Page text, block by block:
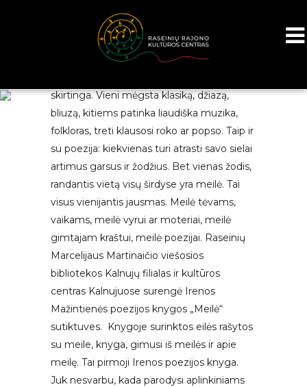
skirtinga. Vieni mėgsta klasiką, džiazą,
bliuzą, kitiems patinka liaudiška muzika,
folkloras, treti klausosi roko ar popso. Taip ir
su poezija: kiekvienas turi atrasti savo sielai
artimus garsus ir žodžius. Bet vienas žodis,
randantis vietą visų širdyse yra meilė. Tai
visus vienijantis jausmas. Meilė tėvams,
vaikams, meilė vyrui ar moteriai, meilė
gimtajam kraštui, meilė poezijai. Raseinių
Marcelijaus Martinaičio viešosios
bibliotekos Kalnujų filialas ir kultūros
centras Kalnujuose surengė Irenos
Mažintienės poezijos knygos „Meilė“
sutiktuves. Knygoje surinktos eilės rašytos
su meile, knyga, gimusi iš meilės ir apie
meilę. Tai pirmoji Irenos poezijos knyga.
Juk nesvarbu, kada parodysi aplinkiniams